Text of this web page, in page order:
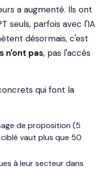
a augmenté. Ils ont
seuls, parfois avec l'IA
désormais, c'est
n'ont pas, pas l'accès
qui font la
de proposition (5
vaut plus que 50
à leur secteur dans